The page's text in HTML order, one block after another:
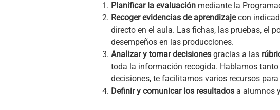
Planificar la evaluación mediante la
Recoger evidencias de aprendizajecon
directo en el aula. Las fichas, las pruebas, el
desempeños en las producciones.
Analizar y tomar decisiones gracias a las
toda la información recogida. Hablamos
decisiones, te facilitamos varios recursos para
Definir y comunicar los resultados a alumnos